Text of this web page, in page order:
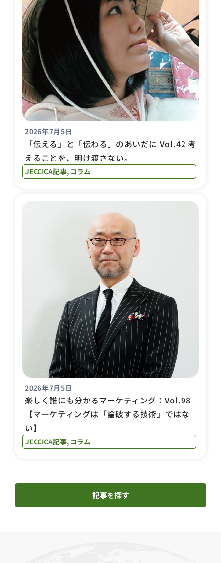
2026年7月5日
「伝える」と「伝わる」のあいだに Vol.42 考
えることを、明け渡さない。
JECCICA記事, コラム
2026年7月5日
楽しく誰にも分かるマーケティング：Vol.98
【マーケティングは「論破する技術」ではな
い】
JECCICA記事, コラム
記事を探す